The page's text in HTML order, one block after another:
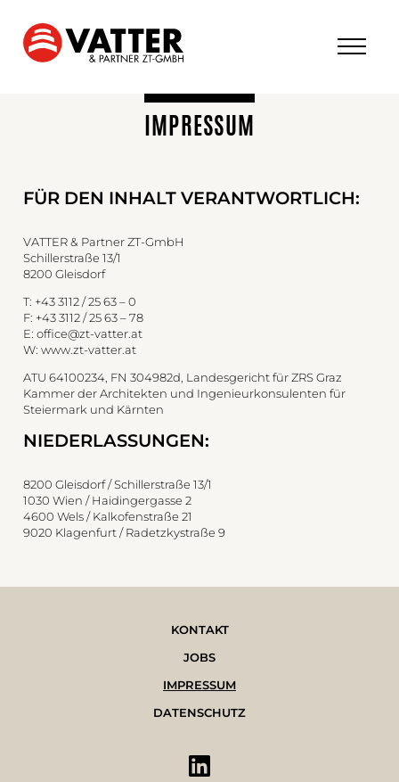
IMPRESSUM
FÜR DEN INHALT VERANTWORTLICH:
VATTER & Partner ZT-GmbH
Schillerstraße 13/1
8200 Gleisdorf
T: +43 3112 / 25 63 – 0
F: +43 3112 / 25 63 – 78
E: office@zt-vatter.at
W: www.zt-vatter.at
ATU 64100234, FN 304982d, Landesgericht für ZRS Graz
Kammer der Architekten und Ingenieurkonsulenten für
Steiermark und Kärnten
NIEDERLASSUNGEN:
8200 Gleisdorf / Schillerstraße 13/1
1030 Wien / Haidingergasse 2
4600 Wels / Kalkofenstraße 21
9020 Klagenfurt / Radetzkystraße 9
KONTAKT
JOBS
IMPRESSUM
DATENSCHUTZ